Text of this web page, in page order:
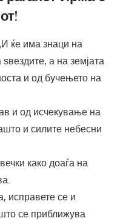
ќе има знаци на
а на земјата
и од бучењето на
и од исчекување на
и силите небесни
како доаѓа на
исправете се и
се приближува